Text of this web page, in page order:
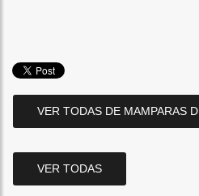
VER TODAS DE MAMPARAS
VER TODAS